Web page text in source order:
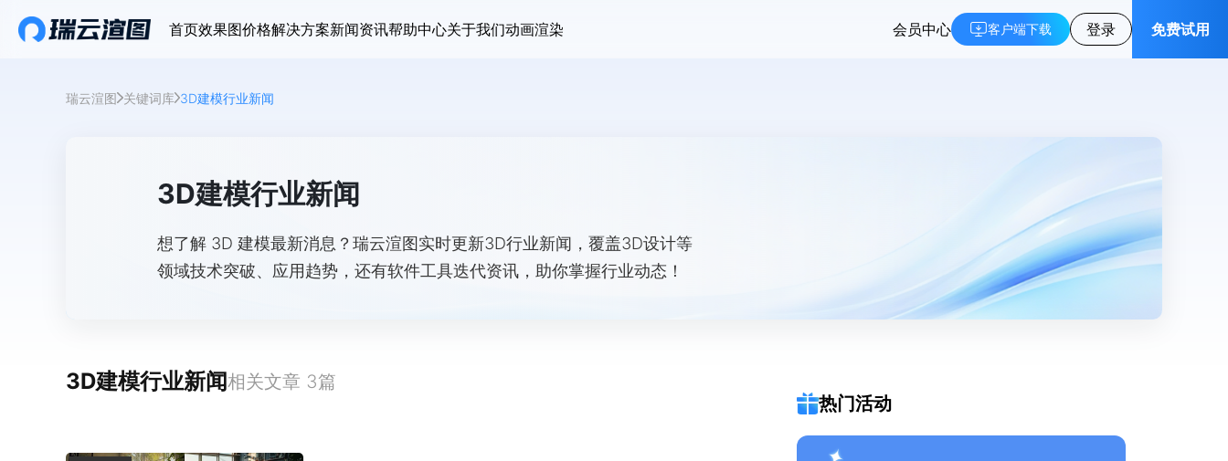
首页效果图价格解决方案新闻资讯帮助中心关于我们动画渲染 会员中心 客户端下载 登录 免费试用
瑞云渲图 关键词库 3D建模行业新闻
3D建模行业新闻
想了解 3D 建模最新消息？瑞云渲图实时更新3D行业新闻，覆盖3D设计等
领域技术突破、应用趋势，还有软件工具迭代资讯，助你掌握行业动态！
3D建模行业新闻相关文章 3篇
热门活动